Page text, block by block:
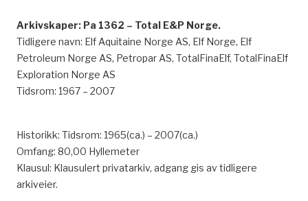
Arkivskaper: Pa 1362 – Total E&P Norge.
Tidligere navn: Elf Aquitaine Norge AS, Elf Norge, Elf
Petroleum Norge AS, Petropar AS, TotalFinaElf, TotalFinaElf
Exploration Norge AS
Tidsrom: 1967 – 2007
Historikk: Tidsrom: 1965(ca.) – 2007(ca.)
Omfang: 80,00 Hyllemeter
Klausul: Klausulert privatarkiv, adgang gis av tidligere
arkiveier.